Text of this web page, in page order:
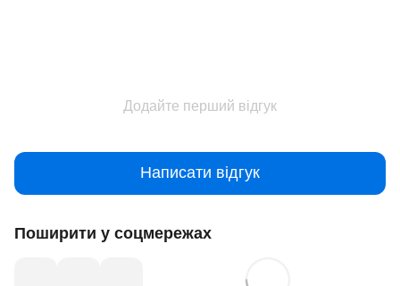
Додайте перший відгук
Написати відгук
Поширити у соцмережах